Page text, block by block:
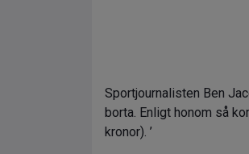
Sportjournalisten Ben
borta. Enligt honom så
kronor). ’